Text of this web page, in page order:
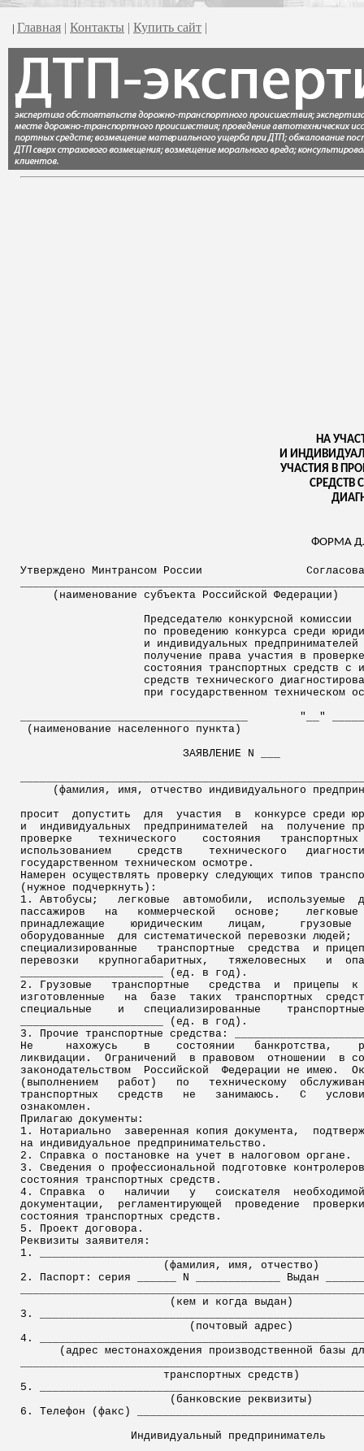
| Главная | Контакты | Купить сайт |
НА
И
УЧАСТИЯ В
СРЕДСТВ
ФОРМА
Утверждено Минтрансом России
(наименование субъекта Российской Федерации)
Председателю конкурсной комиссии
по проведению конкурса среди
и индивидуальных предпринимателей
получение права участия в
состояния транспортных средств с
средств технического
при государственном техническом
"__"
(наименование населенного пункта)
ЗАЯВЛЕНИЕ N ___
(фамилия, имя, отчество индивидуального
просит
допустить для участия в
конкурсе среди
и
индивидуальных предпринимателей на
получение
проверке
технического состояния
транспортных
использованием
средств технического
государственном техническом осмотре .
Намерен осуществлять проверку следующих типов
(нужное подчеркнуть):
1. Автобусы;
легковые автомобили, используемые
пассажиров
на коммерческой основе;
легковые
принадлежащие
юридическим лицам,
грузовые
оборудованные
для систематической перевозки людей;
специализированные
транспортные средства
и
перевозки
крупногабаритных, тяжеловесных и
______________________ (ед. в год).
2. Грузовые
транспортные средства и прицепы
к
изготовленные
на базе таких транспортных
специальные
и специализированные
транспортные
______________________ (ед. в год).
3. Прочие транспортные средства:
Не
нахожусь в состоянии банкротства,
ликвидации.
Ограничений в правовом отношении
в
законодательством
Российской Федерации не имею.
(выполнением
работ) по техническому
транспортных
средств не занимаюсь. С
ознакомлен.
Прилагаю документы:
1. Нотариально
заверенная копия документа,
на индивидуальное предпринимательство.
2. Справка о постановке на учет в налоговом органе.
3. Сведения о профессиональной подготовке
состояния транспортных средств.
4. Справка
о наличии у соискателя
необходимой
документации,
регламентирующей проведение
состояния транспортных средств.
5. Проект договора.
Реквизиты заявителя:
1.
(фамилия, имя, отчество)
2. Паспорт: серия ______ N _____________ Выдан
(кем и когда выдан )
3.
(почтовый адрес)
4.
(адрес местонахождения производственной базы
транспортных средств)
5.
(банковские реквизиты)
6. Телефон (факс)
Индивидуальный предприниматель